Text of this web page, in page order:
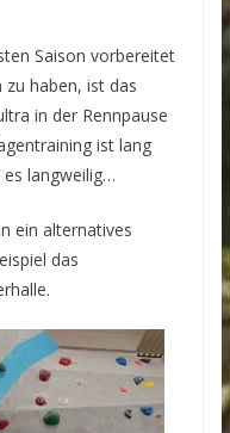
Saison vorbereitet
zu haben, ist das
in der Rennpause
ist lang
langweilig…
ein alternatives
das